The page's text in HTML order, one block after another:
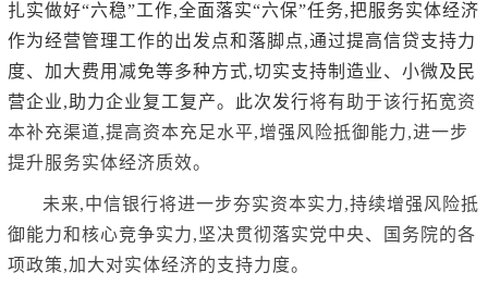
扎实做好“六稳”工作,全面落实“六保”任务,把服务实体经济
作为经营管理工作的出发点和落脚点,通过提高信贷支持力
度、加大费用减免等多种方式,切实支持制造业、小微及民
营企业,助力企业复工复产。此次发行将有助于该行拓宽资
本补充渠道,提高资本充足水平,增强风险抵御能力,进一步
提升服务实体经济质效。
未来,中信银行将进一步夯实资本实力,持续增强风险抵
御能力和核心竞争实力,坚决贯彻落实党中央、国务院的各
项政策,加大对实体经济的支持力度。